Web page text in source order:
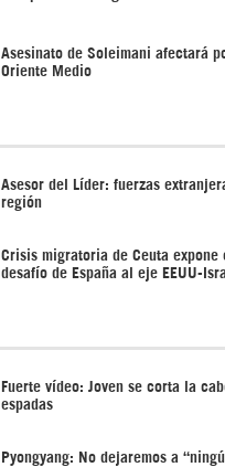
Asesinato de Soleimani afectará
Oriente Medio
Asesor del Líder: fuerzas
región
Crisis migratoria de Ceuta expone
desafío de España al eje EEUU-
Fuerte vídeo: Joven se corta la
espadas
Pyongyang: No dejaremos a